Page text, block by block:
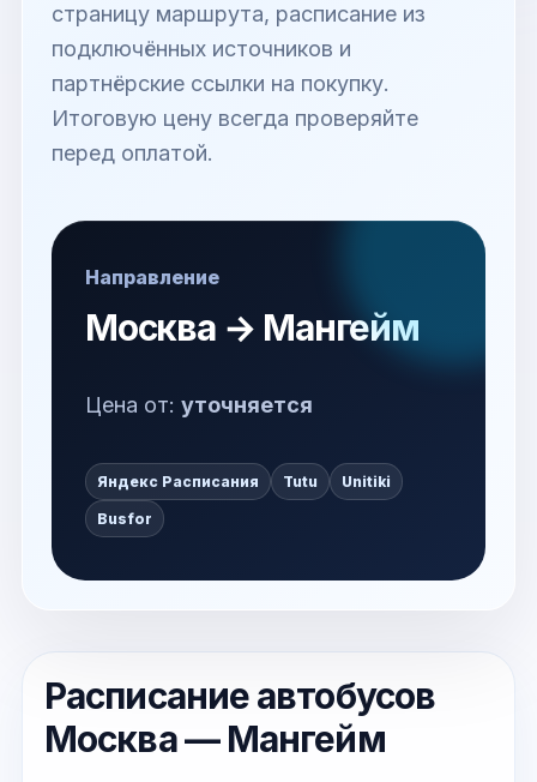
страницу маршрута, расписание из
подключённых источников и
партнёрские ссылки на покупку.
Итоговую цену всегда проверяйте
перед оплатой.
Направление
Москва → Мангейм
Цена от: уточняется
Яндекс Расписания Tutu Unitiki
Busfor
Расписание автобусов
Москва — Мангейм